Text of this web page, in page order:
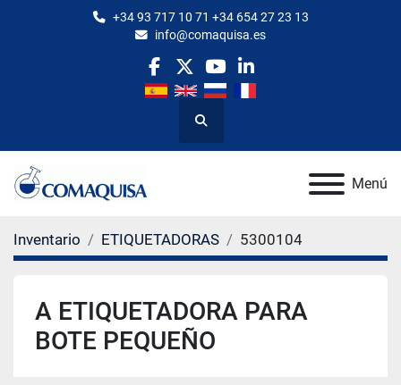
+34 93 717 10 71 +34 654 27 23 13
info@comaquisa.es
facebook
twitteryoutubelinkedin
Buscar
Menú
Inventario ETIQUETADORAS 5300104
A ETIQUETADORA PARA
BOTE PEQUEÑO